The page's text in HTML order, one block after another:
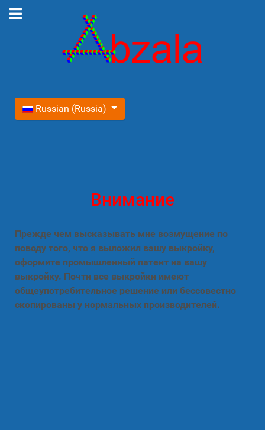
Выберите язык
Russian (Russia)
Внимание
Прежде чем высказывать мне возмущение по
поводу того, что я выложил вашу выкройку,
оформите промышленный патент на вашу
выкройку. Почти все выкройки имеют
общеупотребительное решение или бессовестно
скопированы у нормальных производителей.